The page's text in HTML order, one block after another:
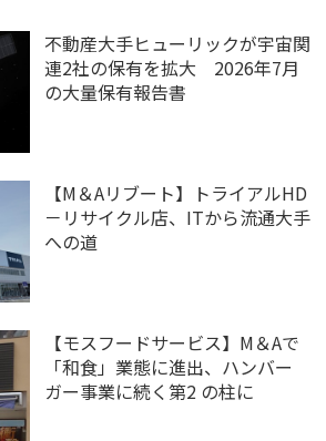
不動産大手ヒューリックが宇宙関
連2社の保有を拡大 2026年7月
の大量保有報告書
【M＆Aリブート】トライアルHD
－リサイクル店、ITから流通大手
への道
【モスフードサービス】M＆Aで
「和食」業態に進出、ハンバー
ガー事業に続く第2 の柱に